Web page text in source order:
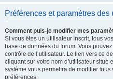
Préférences et paramètres des
Comment puis-je modifier mes
Si vous êtes un utilisateur inscrit, tous
base de données du forum. Vous
contrôle de l’utilisateur. Le lien vers ce
cliquant sur votre nom d’utilisateur situé
système vous permettra de modifier
préférences.